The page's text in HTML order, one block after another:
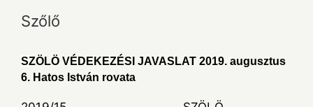
Szőlő
SZÖLÖ VÉDEKEZÉSI JAVASLAT 2019. augusztus
6. Hatos István rovata